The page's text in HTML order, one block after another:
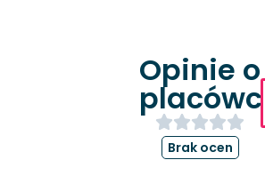
Opinie o
placówce
Brak ocen